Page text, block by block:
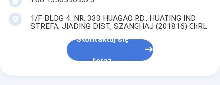
1/F BLDG 4, NR. 333 HUAGAO RD., HUATING IND.
STREFA, JIADING DIST., SZANGHAJ (201816) ChRL
Skontaktuj się
teraz